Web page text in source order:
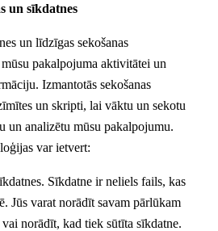
un sīkdatnes
un līdzīgas sekošanas
pakalpojuma aktivitātei un
Izmantotās sekošanas
un skripti, lai vāktu un sekotu
un analizētu mūsu pakalpojumu.
var ietvert:
Sīkdatne ir neliels fails, kas
Jūs varat norādīt savam pārlūkam
norādīt, kad tiek sūtīta sīkdatne.